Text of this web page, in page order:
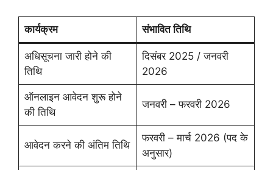
कार्यक्रम संभावित तिथि
अधिसूचना जारी होने की
तिथि
दिसंबर 2025 / जनवरी
2026
ऑनलाइन आवेदन शुरू होने
की तिथि
जनवरी – फरवरी 2026
आवेदन करने की अंतिम तिथि
फरवरी – मार्च 2026 (पद के
अनुसार)